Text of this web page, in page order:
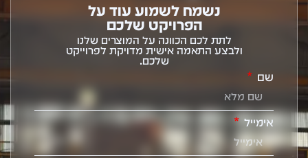
נשמח לשמוע עוד על
הפרויקט שלכם
לתת לכם הכוונה על המוצרים שלנו
ולבצע התאמה אישית מדויקת לפרוייקט
שלכם.
שם
אימייל